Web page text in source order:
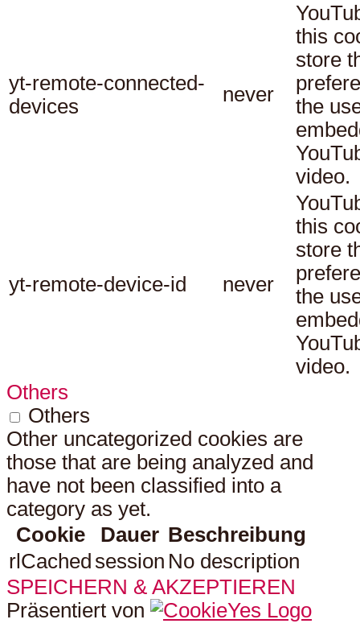
yt-remote-connected-
devices
never
this
store
the
video.
yt-remote-device-id never
this
store
the
video.
Others
Others
Other uncategorized cookies are
those that are being analyzed and
have not been classified into a
category as yet.
Cookie
Dauer Beschreibung
rlCached session No description
SPEICHERN & AKZEPTIEREN
Präsentiert von